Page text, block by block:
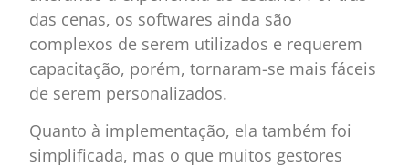
das cenas, os softwares ainda são
complexos de serem utilizados e requerem
capacitação, porém, tornaram-se mais fáceis
de serem personalizados.
Quanto à implementação, ela também foi
simplificada, mas o que muitos gestores